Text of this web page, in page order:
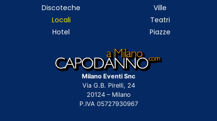
Milano Eventi Snc
Via G.B. Pirelli, 24
20124 – Milano
P.IVA 05727930967
Discoteche
Locali
Hotel
Ville
Teatri
Piazze